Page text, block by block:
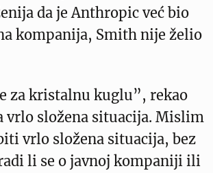
da je Anthropic već bio
kompanija, Smith nije želio
za kristalnu kuglu”, rekao
vrlo složena situacija. Mislim
vrlo složena situacija, bez
li se o javnoj kompaniji ili